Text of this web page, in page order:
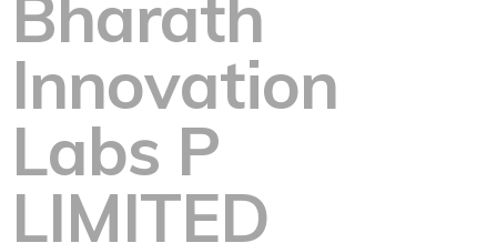
Bharath
Innovation
Labs P
LIMITED